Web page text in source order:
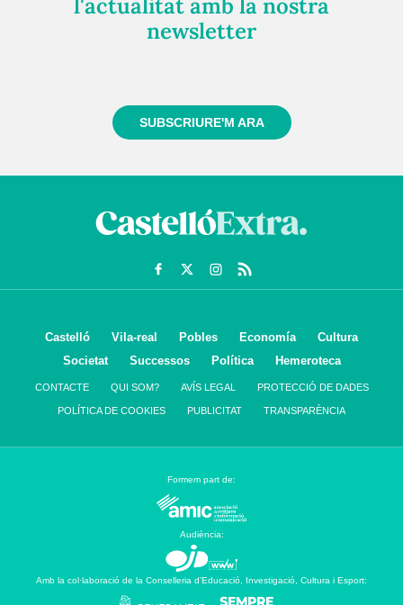
l'actualitat amb la nostra
newsletter
SUBSCRIURE'M ARA
Castelló Vila-real Pobles Economía
Cultura
Societat
Successos Política Hemeroteca
CONTACTE QUI SOM? AVÍS LEGAL PROTECCIÓ DE DADES
POLÍTICA DE COOKIES PUBLICITAT TRANSPARÈNCIA
Formem part de:
Audiència:
Amb la col·laboració de la Conselleria d’Educació, Investigació, Cultura i Esport: